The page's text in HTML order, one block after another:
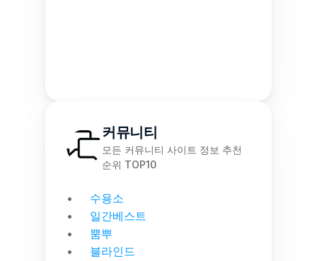
커뮤니티
모든 커뮤니티 사이트 정보 추천
순위 TOP10
수용소
일간베스트
뿜뿌
블라인드